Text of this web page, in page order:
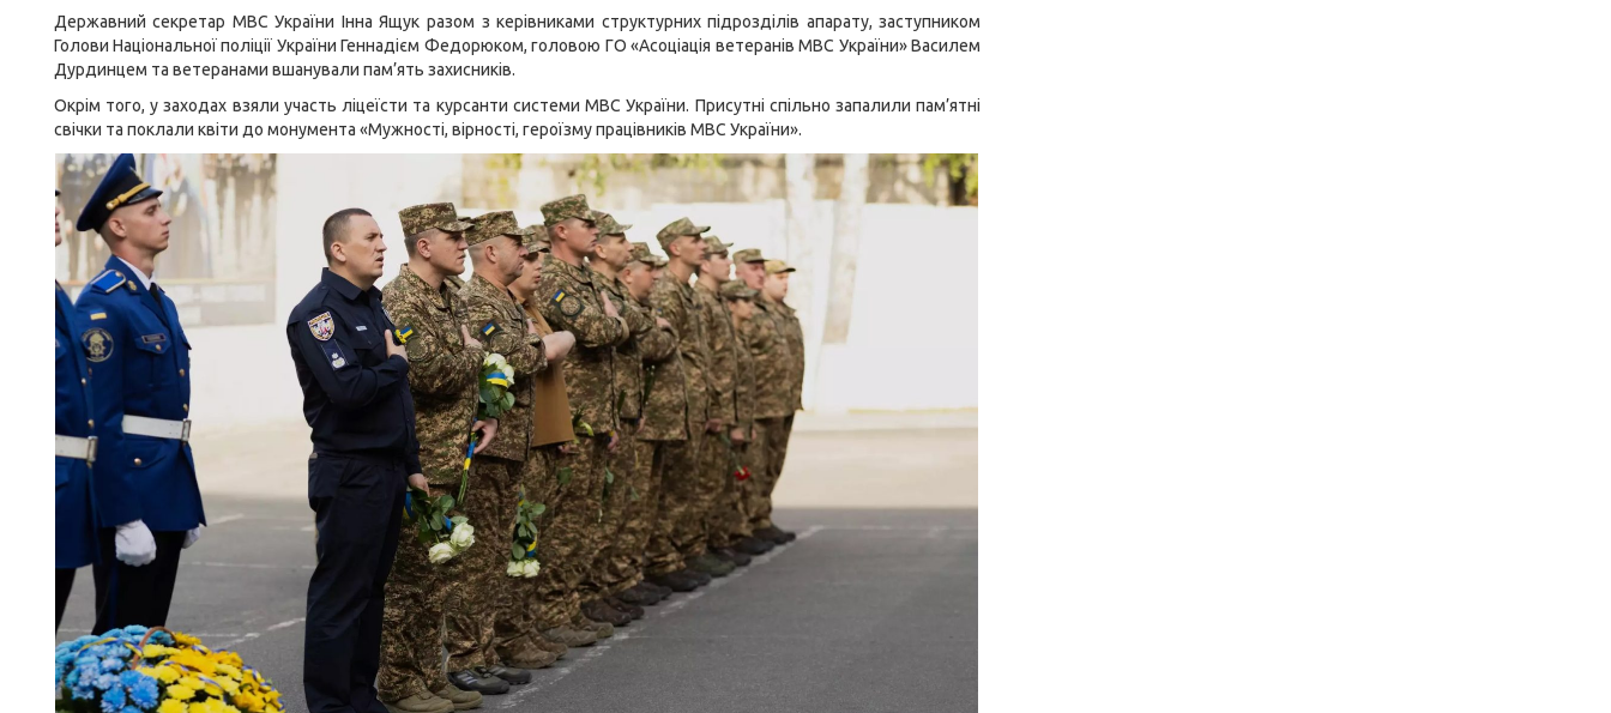
Державний секретар МВС України Інна Ящук разом з керівниками структурних підрозділів апарату, заступником
Голови Національної поліції України Геннадієм Федорюком, головою ГО «Асоціація ветеранів МВС України» Василем
Дурдинцем та ветеранами вшанували пам’ять захисників.
Окрім того, у заходах взяли участь ліцеїсти та курсанти системи МВС України. Присутні спільно запалили пам’ятні
свічки та поклали квіти до монумента «Мужності, вірності, героїзму працівників МВС України».